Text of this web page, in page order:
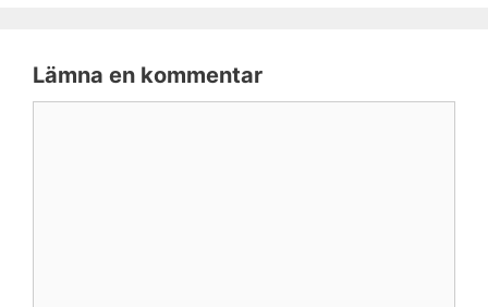
Lämna en kommentar